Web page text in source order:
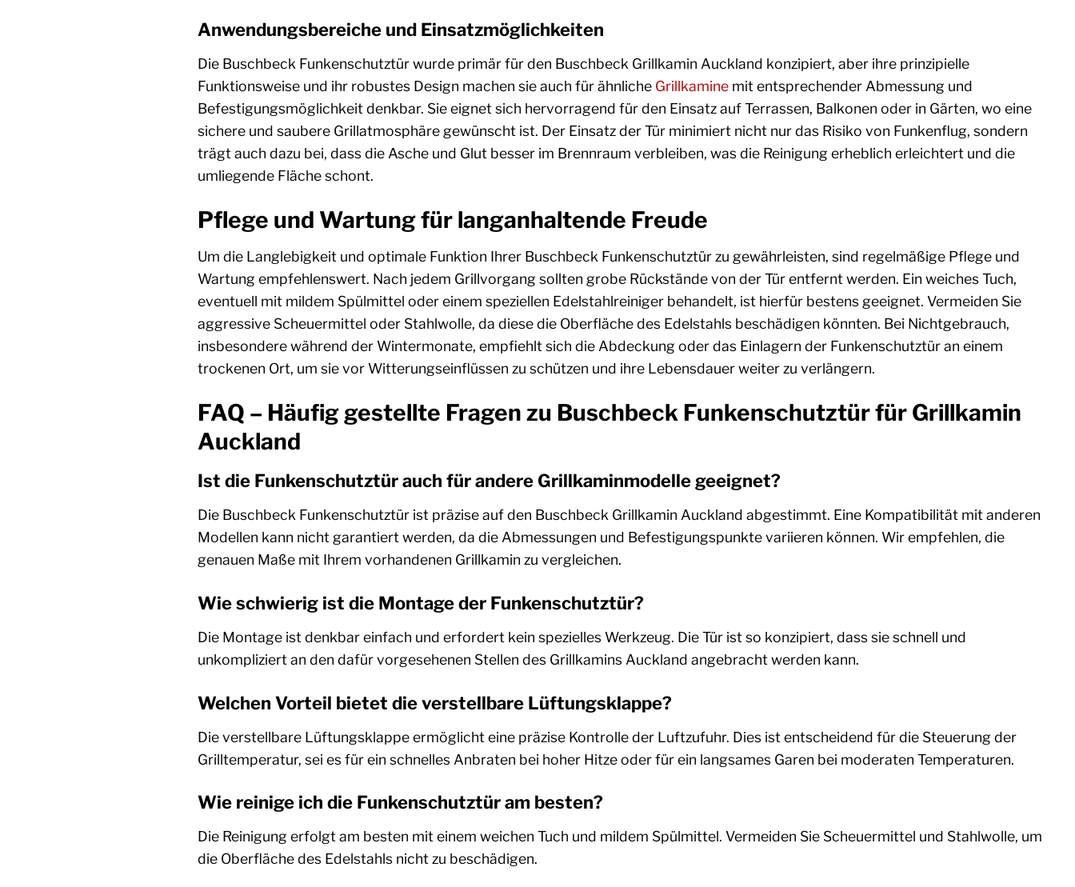
Anwendungsbereiche und Einsatzmöglichkeiten
Die Buschbeck Funkenschutztür wurde primär für den Buschbeck Grillkamin Auckland konzipiert, aber ihre prinzipielle
Funktionsweise und ihr robustes Design machen sie auch für ähnliche Grillkamine mit entsprechender Abmessung und
Befestigungsmöglichkeit denkbar. Sie eignet sich hervorragend für den Einsatz auf Terrassen, Balkonen oder in Gärten, wo eine
sichere und saubere Grillatmosphäre gewünscht ist. Der Einsatz der Tür minimiert nicht nur das Risiko von Funkenflug, sondern
trägt auch dazu bei, dass die Asche und Glut besser im Brennraum verbleiben, was die Reinigung erheblich erleichtert und die
umliegende Fläche schont.
Pflege und Wartung für langanhaltende Freude
Um die Langlebigkeit und optimale Funktion Ihrer Buschbeck Funkenschutztür zu gewährleisten, sind regelmäßige Pflege und
Wartung empfehlenswert. Nach jedem Grillvorgang sollten grobe Rückstände von der Tür entfernt werden. Ein weiches Tuch,
eventuell mit mildem Spülmittel oder einem speziellen Edelstahlreiniger behandelt, ist hierfür bestens geeignet. Vermeiden Sie
aggressive Scheuermittel oder Stahlwolle, da diese die Oberfläche des Edelstahls beschädigen könnten. Bei Nichtgebrauch,
insbesondere während der Wintermonate, empfiehlt sich die Abdeckung oder das Einlagern der Funkenschutztür an einem
trockenen Ort, um sie vor Witterungseinflüssen zu schützen und ihre Lebensdauer weiter zu verlängern.
FAQ – Häufig gestellte Fragen zu Buschbeck Funkenschutztür für Grillkamin
Auckland
Ist die Funkenschutztür auch für andere Grillkaminmodelle geeignet?
Die Buschbeck Funkenschutztür ist präzise auf den Buschbeck Grillkamin Auckland abgestimmt. Eine Kompatibilität mit anderen
Modellen kann nicht garantiert werden, da die Abmessungen und Befestigungspunkte variieren können. Wir empfehlen, die
genauen Maße mit Ihrem vorhandenen Grillkamin zu vergleichen.
Wie schwierig ist die Montage der Funkenschutztür?
Die Montage ist denkbar einfach und erfordert kein spezielles Werkzeug. Die Tür ist so konzipiert, dass sie schnell und
unkompliziert an den dafür vorgesehenen Stellen des Grillkamins Auckland angebracht werden kann.
Welchen Vorteil bietet die verstellbare Lüftungsklappe?
Die verstellbare Lüftungsklappe ermöglicht eine präzise Kontrolle der Luftzufuhr. Dies ist entscheidend für die Steuerung der
Grilltemperatur, sei es für ein schnelles Anbraten bei hoher Hitze oder für ein langsames Garen bei moderaten Temperaturen.
Wie reinige ich die Funkenschutztür am besten?
Die Reinigung erfolgt am besten mit einem weichen Tuch und mildem Spülmittel. Vermeiden Sie Scheuermittel und Stahlwolle, um
die Oberfläche des Edelstahls nicht zu beschädigen.